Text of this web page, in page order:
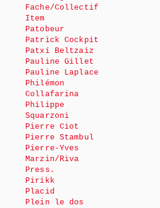
Fache/Collectif
Item
Patobeur
Patrick Cockpit
Patxi Beltzaiz
Pauline Gillet
Pauline Laplace
Philémon
Collafarina
Philippe
Squarzoni
Pierre Ciot
Pierre Stambul
Pierre-Yves
Marzin/Riva
Press.
Pirikk
Placid
Plein le dos